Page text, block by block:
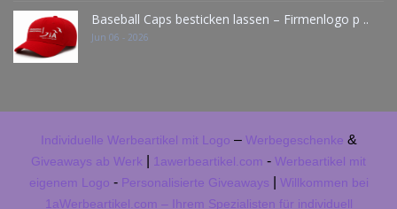
Baseball Caps besticken lassen – Firmenlogo p ..
Jun 06 - 2026
Individuelle Werbeartikel mit Logo – Werbegeschenke &
Giveaways ab Werk 1awerbeartikel.com - Werbeartikel mit
eigenem Logo - Personalisierte Giveaways
Willkommen bei
1aWerbeartikel.com – Ihrem Spezialisten für individuell